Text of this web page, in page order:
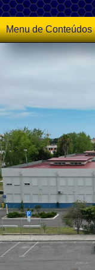
Menu de Conteúdos